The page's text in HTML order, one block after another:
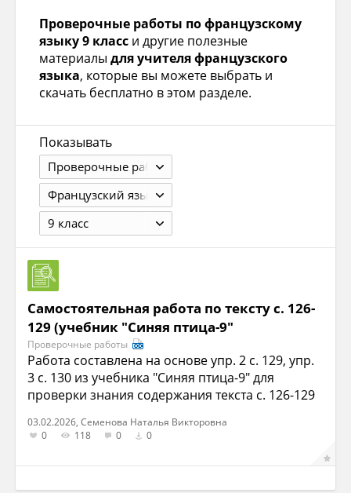
Проверочные работы по французскому
языку 9 класс и другие полезные
материалы для учителя французского
языка, которые вы можете выбрать и
скачать бесплатно в этом разделе.
Показывать
Проверочные работы
Французский язык
9 класс
Самостоятельная работа по тексту с. 126-
129 (учебник "Синяя птица-9"
Проверочные работы
Работа составлена на основе упр. 2 с. 129, упр.
3 с. 130 из учебника "Синяя птица-9" для
проверки знания содержания текста с. 126-129
03.02.2026, Семенова Наталья Викторовна
0
118 0 0